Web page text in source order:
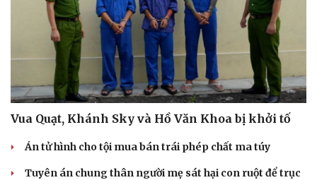
Vua Quạt, Khánh Sky và Hồ Văn Khoa bị khởi tố
Án tử hình cho tội mua bán trái phép chất ma túy
Tuyên án chung thân người mẹ sát hại con ruột để trục